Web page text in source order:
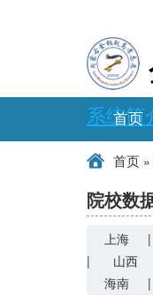
系统简
首页
首页 »
院校数
上海 |
|
山西
海南
|